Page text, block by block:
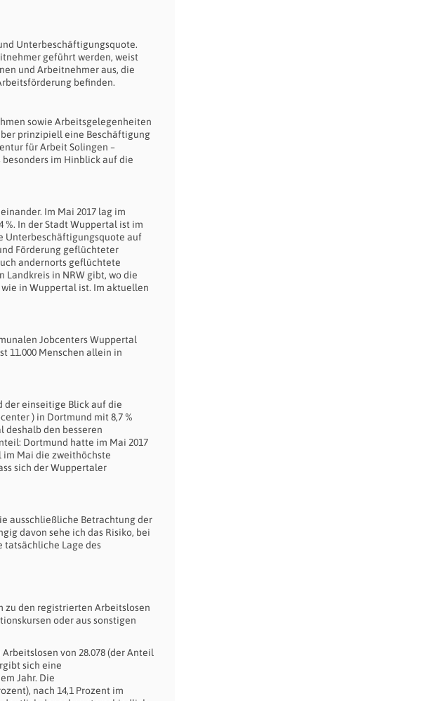
Unterbeschäftigungsquote.
geführt werden, weist
und Arbeitnehmer aus, die
befinden.
sowie Arbeitsgelegenheiten
prinzipiell eine Beschäftigung
für Arbeit Solingen –
im Hinblick auf die
Im Mai 2017 lag im
%. In der Stadt Wuppertal ist im
Unterbeschäftigungsquote auf
Förderung geflüchteter
andernorts geflüchtete
Landkreis in NRW gibt, wo die
in Wuppertal ist. Im aktuellen
Jobcenters Wuppertal
11.000 Menschen allein in
der einseitige Blick auf die
) in Dortmund mit 8,7 %
deshalb den besseren
Dortmund hatte im Mai 2017
im Mai die zweithöchste
sich der Wuppertaler
ausschließliche Betrachtung der
davon sehe ich das Risiko, bei
tatsächliche Lage des
zu den registrierten Arbeitslosen
oder aus sonstigen
von 28.078 (der Anteil
sich eine
Jahr. Die
nach 14,1 Prozent im